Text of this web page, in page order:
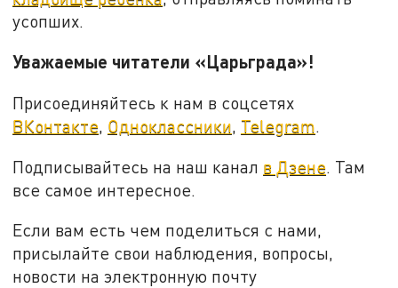
усопших.
Уважаемые читатели «Царьграда»!
Присоединяйтесь к нам в соцсетях
ВКонтакте, Одноклассники, Telegram.
Подписывайтесь на наш канал в Дзене. Там
все самое интересное.
Если вам есть чем поделиться с нами,
присылайте свои наблюдения, вопросы,
новости на электронную почту